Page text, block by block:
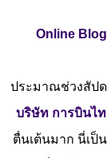
Online
ประมาณช่วงสัป
บริษัท การบินไ
ตื่นเต้นมาก นี่เป็